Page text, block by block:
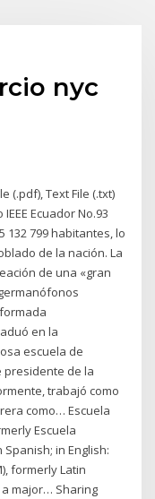
nyc
(.pdf), Text File (.txt)
Ecuador No.93
132 799 habitantes, lo
de la nación. La
de una «gran
en la
escuela de
presidente de la
trabajó como
como… Escuela
Escuela
in English:
formerly Latin
a major… Sharing